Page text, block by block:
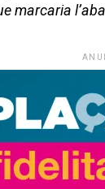
marcaria